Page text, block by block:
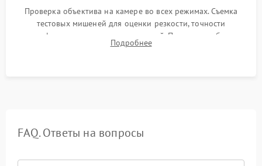
Проверка объектива на камере во всех режимах. Съемка
тестовых мишеней для оценки резкости, точности
автофокуса и отсутствия искажений. Проверка работы
диафрагмы на закрытых значениях и тестирование
Подробнее
FAQ. Ответы на вопросы